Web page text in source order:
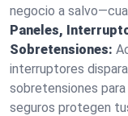
negocio a
Paneles,
Sobretensiones:
interruptores
sobretensiones
seguros protegen